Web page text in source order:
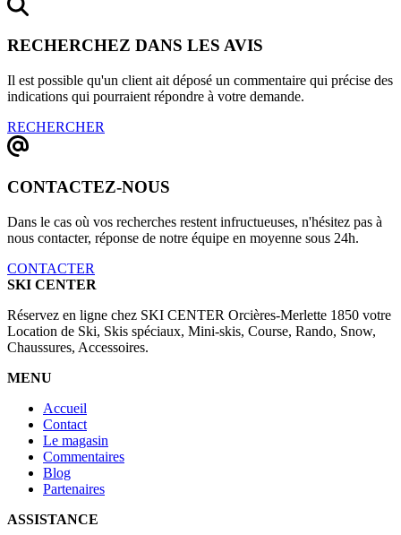
RECHERCHEZ DANS LES AVIS
Il est possible qu'un client ait déposé un commentaire qui précise des
indications qui pourraient répondre à votre demande.
RECHERCHER
CONTACTEZ-NOUS
Dans le cas où vos recherches restent infructueuses, n'hésitez pas à
nous contacter, réponse de notre équipe en moyenne sous 24h.
CONTACTER
SKI CENTER
Réservez en ligne chez SKI CENTER Orcières-Merlette 1850 votre
Location de Ski, Skis spéciaux, Mini-skis, Course, Rando, Snow,
Chaussures, Accessoires.
MENU
Accueil
Contact
Le magasin
Commentaires
Blog
Partenaires
ASSISTANCE